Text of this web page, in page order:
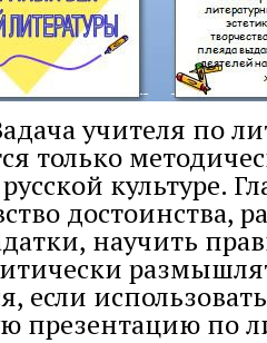
учителя по
только
культуре.
достоинства,
научить
если
презентацию по